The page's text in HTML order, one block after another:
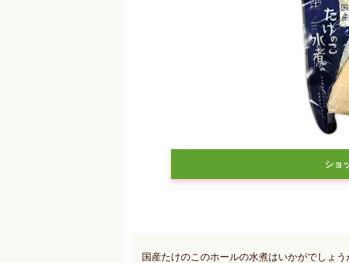
ショ
国産たけのこのホールの水煮はいかがでしょ